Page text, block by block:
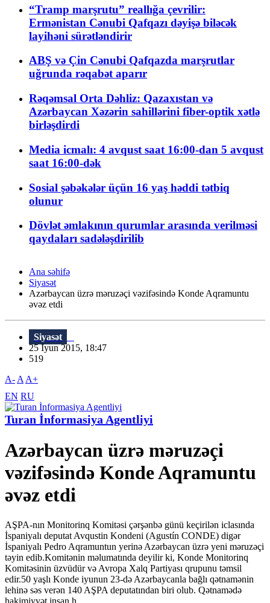
“Tramp marşrutu” reallığa çevrilir:
Ermənistan Cənubi Qafqazı dəyişə biləcək
layihəni sürətləndirir
ABŞ və Çin Cənubi Qafqazda marşrutlar
uğrunda rəqabət aparır
Rəqəmsal Orta Dəhliz: Qazaxıstan və
Azərbaycan Xəzərin sahillərini fiber-optik xətlə
birləşdirdi
Media icmalı: 4 avqust saat 16:00-dan 5 avqust
saat 16:00-dək
Sosial şəbəkələr üçün 16 yaş həddi tətbiq
olunur
Dövlət əmlakının qurumlar arasında verilməsi
qaydaları sadələşdirilib
Ana səhifə
Siyasət
Azərbaycan üzrə məruzəçi vəzifəsində Konde Aqramuntu
əvəz etdi
Siyasət
25 İyun 2015, 18:47
519
A- A A+
EN RU
Turan İnformasiya Agentliyi
Azərbaycan üzrə məruzəçi
vəzifəsində Konde Aqramuntu
əvəz etdi
AŞPA-nın Monitorinq Komitəsi çərşənbə günü keçirilən iclasında
İspaniyalı deputat Avqustin Kondeni (Agustín CONDE) digər
İspaniyalı Pedro Aqramuntun yerinə Azərbaycan üzrə yeni məruzəçi
təyin edib.Komitənin məlumatında deyilir ki, Konde Monitorinq
Komitəsinin üzvüdür və Avropa Xalq Partiyası qrupunu təmsil
edir.50 yaşlı Konde iyunun 23-də Azərbaycanla bağlı qətnamənin
lehinə səs verən 140 AŞPA deputatından biri olub. Qətnamədə
hakimiyyət insan h...